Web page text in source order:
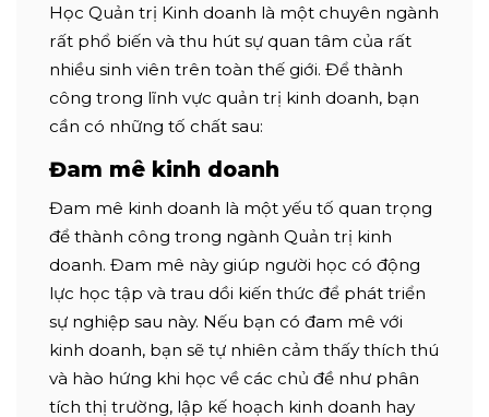
Học Quản trị Kinh doanh là một chuyên ngành
rất phổ biến và thu hút sự quan tâm của rất
nhiều sinh viên trên toàn thế giới. Để thành
công trong lĩnh vực quản trị kinh doanh, bạn
cần có những tố chất sau:
Đam mê kinh doanh
Đam mê kinh doanh là một yếu tố quan trọng
để thành công trong ngành Quản trị kinh
doanh. Đam mê này giúp người học có động
lực học tập và trau dồi kiến thức để phát triển
sự nghiệp sau này. Nếu bạn có đam mê với
kinh doanh, bạn sẽ tự nhiên cảm thấy thích thú
và hào hứng khi học về các chủ đề như phân
tích thị trường, lập kế hoạch kinh doanh hay